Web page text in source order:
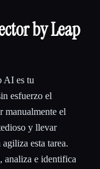
by Leap
AI es tu
esfuerzo el
manualmente el
y llevar
esta tarea.
e identifica